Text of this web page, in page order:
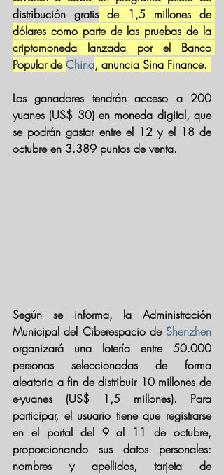
distribución gratis de 1,5 millones de
dólares como parte de las pruebas de la
criptomoneda lanzada por el Banco
Popular de China, anuncia Sina Finance.
Los ganadores tendrán acceso a 200
yuanes (US$ 30) en moneda digital, que
se podrán gastar entre el 12 y el 18 de
octubre en 3.389 puntos de venta.
Según se informa, la Administración
Municipal del Ciberespacio de Shenzhen
organizará una lotería entre 50.000
personas seleccionadas de forma
aleatoria a fin de distribuir 10 millones de
e-yuanes (US$ 1,5 millones). Para
participar, el usuario tiene que registrarse
en el portal del 9 al 11 de octubre,
proporcionando sus datos personales:
nombres y apellidos, tarjeta de